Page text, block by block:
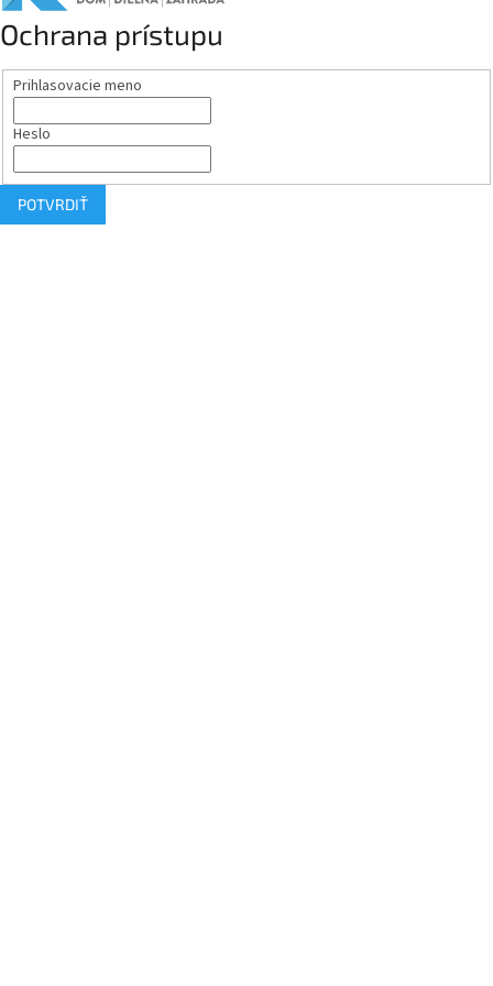
Ochrana prístupu
Prihlasovacie meno
Heslo
POTVRDIŤ